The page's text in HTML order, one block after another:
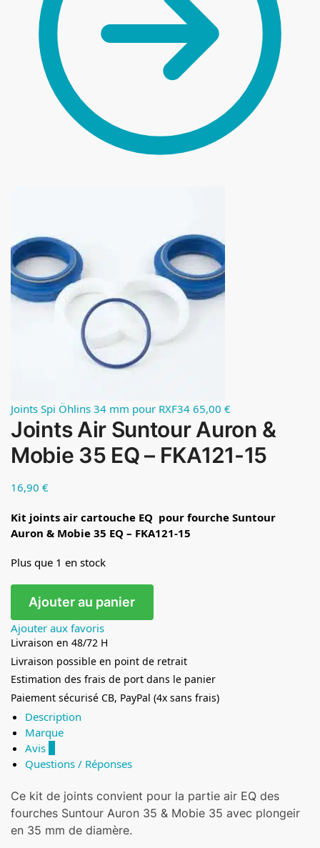
Joints Spi Öhlins 34 mm pour RXF34 65,00 €
Joints Air Suntour Auron &
Mobie 35 EQ – FKA121-15
16,90 €
Kit joints air cartouche EQ pour fourche Suntour
Auron & Mobie 35 EQ – FKA121-15
Plus que 1 en stock
Ajouter au panier
Ajouter aux favoris
Livraison en 48/72 H
Livraison possible en point de retrait
Estimation des frais de port dans le panier
Paiement sécurisé CB, PayPal (4x sans frais)
Description
Marque
Avis
Questions / Réponses
Ce kit de joints convient pour la partie air EQ des
fourches Suntour Auron 35 & Mobie 35 avec plongeir
en 35 mm de diamère.